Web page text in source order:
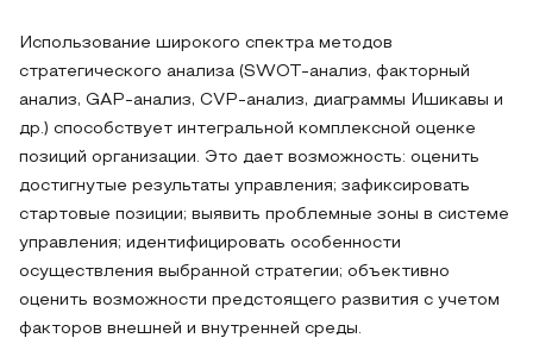
Использование широкого спектра методов
стратегического анализа (SWOT-анализ, факторный
анализ, GAP-анализ, CVP-анализ, диаграммы Ишикавы и
др.) способствует интегральной комплексной оценке
позиций организации. Это дает возможность: оценить
достигнутые результаты управления; зафиксировать
стартовые позиции; выявить проблемные зоны в системе
управления; идентифицировать особенности
осуществления выбранной стратегии; объективно
оценить возможности предстоящего развития с учетом
факторов внешней и внутренней среды.